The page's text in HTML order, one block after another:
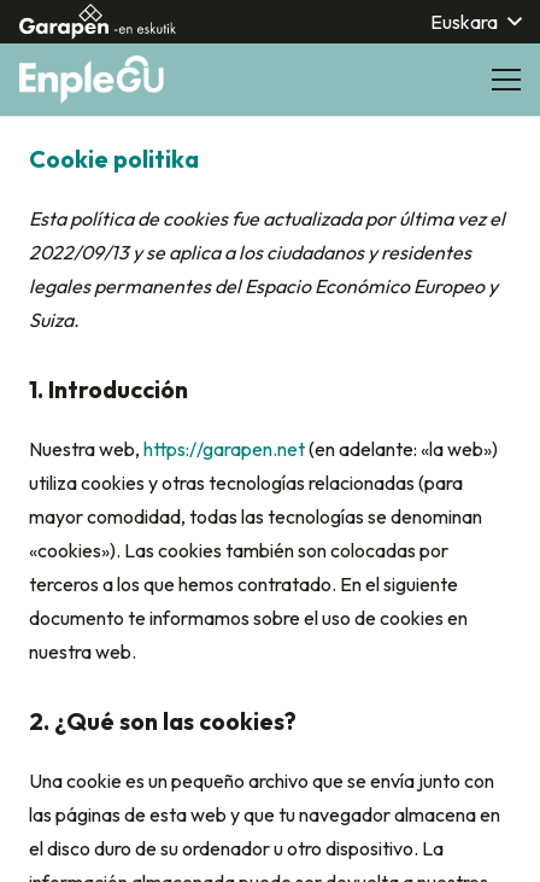
Euskara
Cookie politika
Esta política de cookies fue actualizada por última vez el
2022/09/13 y se aplica a los ciudadanos y residentes
legales permanentes del Espacio Económico Europeo y
Suiza.
1. Introducción
Nuestra web, https://garapen.net(en adelante: «la web»)
utiliza cookies y otras tecnologías relacionadas (para
mayor comodidad, todas las tecnologías se denominan
«cookies»). Las cookies también son colocadas por
terceros a los que hemos contratado. En el siguiente
documento te informamos sobre el uso de cookies en
nuestra web.
2. ¿Qué son las cookies?
Una cookie es un pequeño archivo que se envía junto con
las páginas de esta web y que tu navegador almacena en
el disco duro de su ordenador u otro dispositivo. La